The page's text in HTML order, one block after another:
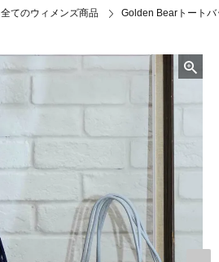
全てのウィメンズ商品 Golden Bearトートバ